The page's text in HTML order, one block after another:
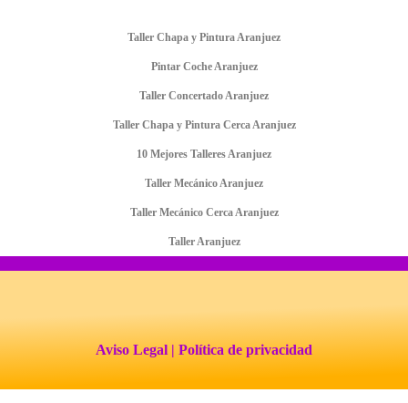
Taller Chapa y Pintura Aranjuez
Pintar Coche Aranjuez
Taller Concertado Aranjuez
Taller Chapa y Pintura Cerca Aranjuez
10 Mejores Talleres Aranjuez
Taller Mecánico Aranjuez
Taller Mecánico Cerca Aranjuez
Taller Aranjuez
Aviso Legal | Política de privacidad